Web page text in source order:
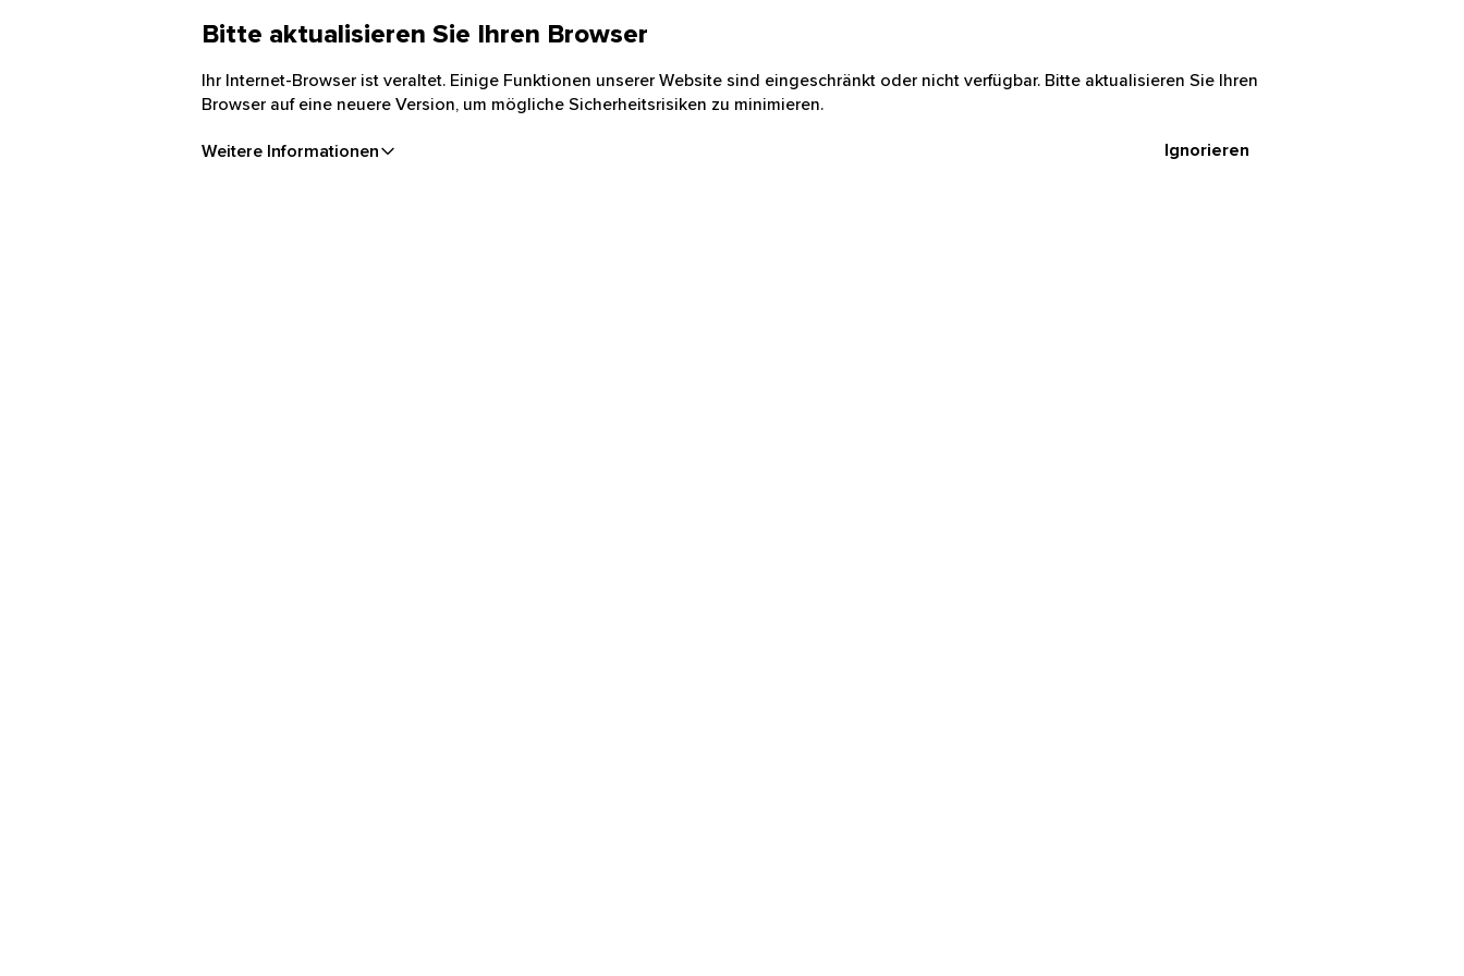
Bitte aktualisieren Sie Ihren Browser
Ihr Internet-Browser ist veraltet. Einige Funktionen unserer Website sind eingeschränkt oder nicht verfügbar. Bitte aktualisieren Sie Ihren
Browser auf eine neuere Version, um mögliche Sicherheitsrisiken zu minimieren.
Weitere Informationen Ignorieren